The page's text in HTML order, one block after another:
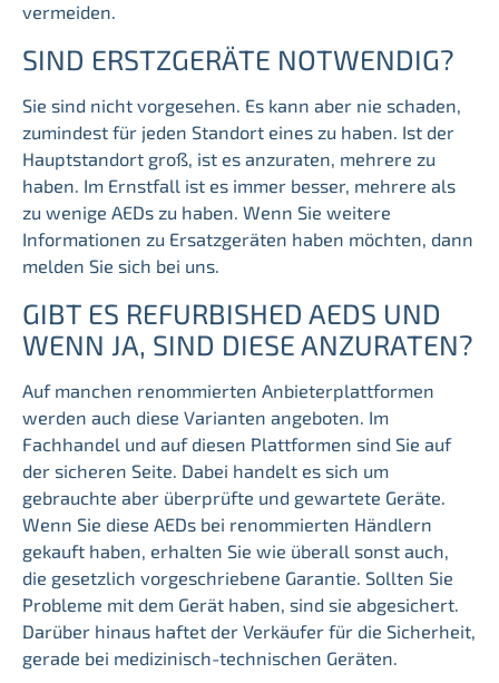
vermeiden.
SIND ERSTZGERÄTE NOTWENDIG?
Sie sind nicht vorgesehen. Es kann aber nie schaden,
zumindest für jeden Standort eines zu haben. Ist der
Hauptstandort groß, ist es anzuraten, mehrere zu
haben. Im Ernstfall ist es immer besser, mehrere als
zu wenige AEDs zu haben. Wenn Sie weitere
Informationen zu Ersatzgeräten haben möchten, dann
melden Sie sich bei uns.
GIBT ES REFURBISHED AEDS UND
WENN JA, SIND DIESE ANZURATEN?
Auf manchen renommierten Anbieterplattformen
werden auch diese Varianten angeboten. Im
Fachhandel und auf diesen Plattformen sind Sie auf
der sicheren Seite. Dabei handelt es sich um
gebrauchte aber überprüfte und gewartete Geräte.
Wenn Sie diese AEDs bei renommierten Händlern
gekauft haben, erhalten Sie wie überall sonst auch,
die gesetzlich vorgeschriebene Garantie. Sollten Sie
Probleme mit dem Gerät haben, sind sie abgesichert.
Darüber hinaus haftet der Verkäufer für die Sicherheit,
gerade bei medizinisch-technischen Geräten.